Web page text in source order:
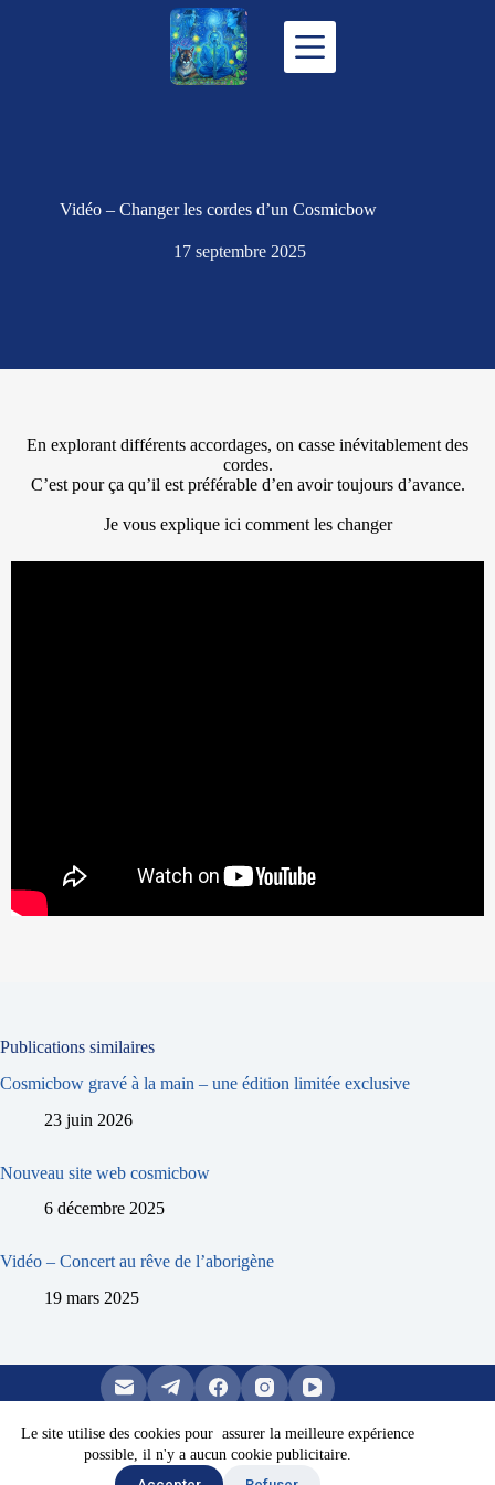
Le site utilise des cookies pour assurer la meilleure expérience
possible, il n'y a aucun cookie publicitaire.
Vidéo – Changer les cordes d’un Cosmicbow
17 septembre 2025
En explorant différents accordages, on casse inévitablement des
cordes.
C’est pour ça qu’il est préférable d’en avoir toujours d’avance.
Je vous explique ici comment les changer
Publications similaires
Cosmicbow gravé à la main – une édition limitée exclusive
23 juin 2026
Nouveau site web cosmicbow
6 décembre 2025
Vidéo – Concert au rêve de l’aborigène
19 mars 2025
Copyright © 2026 - Mentions légales